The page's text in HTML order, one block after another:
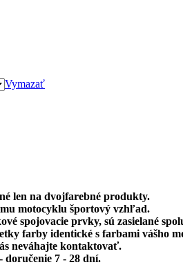
Vymazať
len na dvojfarebné produkty.
motocyklu športový vzhľad.
spojovacie prvky, sú zasielané
farby identické s farbami vášho
neváhajte kontaktovať.
7 - 28 dní.